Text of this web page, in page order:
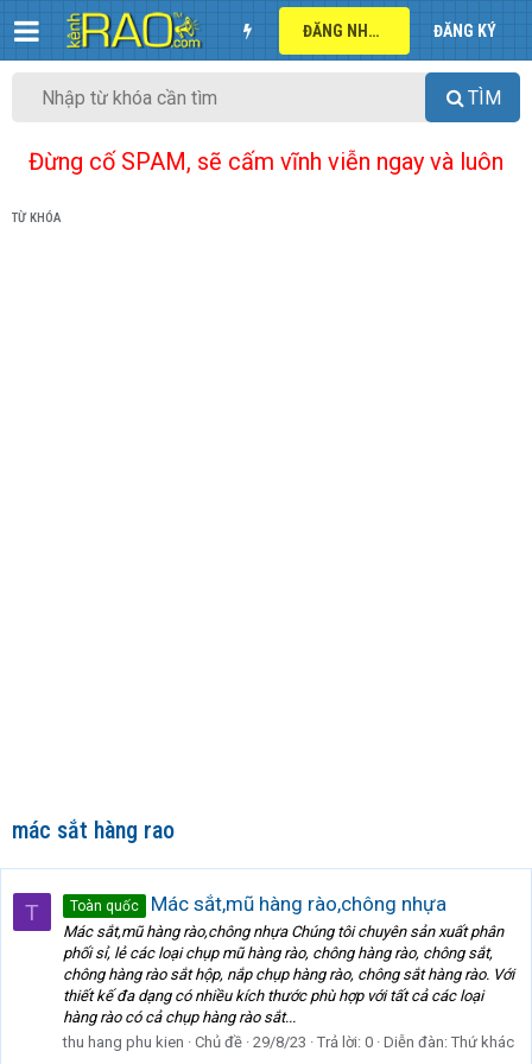
ĐĂNG NHẬP ĐĂNG KÝ
TÌM
Đừng cố SPAM, sẽ cấm vĩnh viễn ngay và luôn
TỪ KHÓA
mác sắt hàng rao
T Toàn quốc Mác sắt,mũ hàng rào,chông nhựa
Mác sắt,mũ hàng rào,chông nhựa Chúng tôi chuyên sản xuất phân
phối sỉ, lẻ các loại chụp mũ hàng rào, chông hàng rào, chông sắt,
chông hàng rào sắt hộp, nắp chụp hàng rào, chông sắt hàng rào. Với
thiết kế đa dạng có nhiều kích thước phù hợp với tất cả các loại
hàng rào có cả chụp hàng rào sắt...
thu hang phu kien
Chủ đề 29/8/23 Trả lời: 0 Diễn đàn: Thứ khác